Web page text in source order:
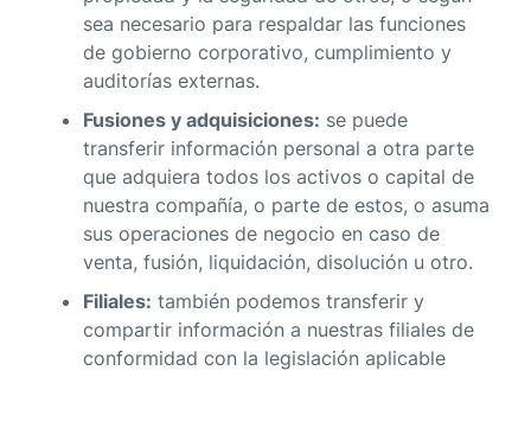
sea necesario para respaldar las funciones
de gobierno corporativo, cumplimiento y
auditorías externas.
Fusiones y adquisiciones: se puede
transferir información personal a otra parte
que adquiera todos los activos o capital de
nuestra compañía, o parte de estos, o asuma
sus operaciones de negocio en caso de
venta, fusión, liquidación, disolución u otro.
Filiales: también podemos transferir y
compartir información a nuestras filiales de
conformidad con la legislación aplicable